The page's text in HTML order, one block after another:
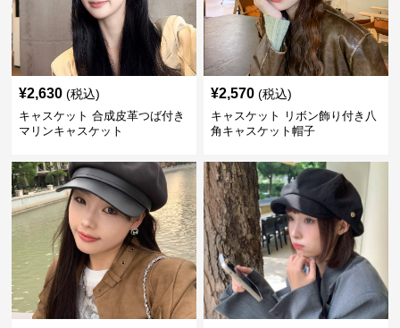
¥2,630 (税込)
キャスケット 合成皮革つば付き
マリンキャスケット
¥2,570 (税込)
キャスケット リボン飾り付き八
角キャスケット帽子